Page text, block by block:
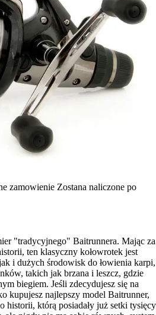
zamowienie Zostana naliczone po
"tradycyjnego" Baitrunnera. Mając za
ten klasyczny kołowrotek jest
i dużych środowisk do łowienia karpi,
takich jak brzana i leszcz, gdzie
biegiem. Jeśli zdecydujesz się na
kupujesz najlepszy model Baitrunner,
historii, którą posiadały już setki tysięcy